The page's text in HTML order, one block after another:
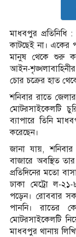
মাধবপুর
কাটছেই না। একের
মানুষ থেকে শুরু
আইন-
চোর চক্রের হাত
শনিবার রাতে
মোটরসাইকেলটি
ব্যাপারে তিনি
করেছেন।
জানা যায়,
বাজারে অবস্থিত
প্রতিদিনের মতো
ঢাকা মেট্রো ল-
পড়েন। রোববার
পাননি। রাতের
মোটরসাইকেলটি
মাধবপুর থানায়